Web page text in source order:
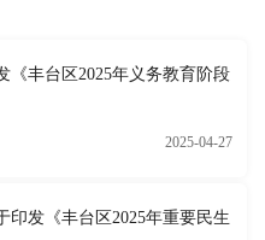
《丰台区2025年义务教育阶段
2025-04-27
印发《丰台区2025年重要民生